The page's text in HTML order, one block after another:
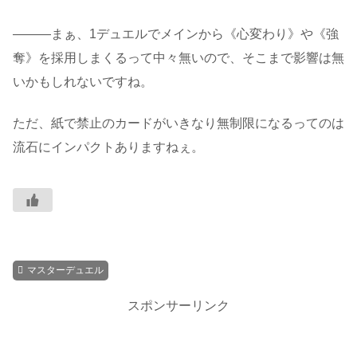
―――まぁ、1デュエルでメインから《心変わり》や《強
奪》を採用しまくるって中々無いので、そこまで影響は無
いかもしれないですね。
ただ、紙で禁止のカードがいきなり無制限になるってのは
流石にインパクトありますねぇ。
マスターデュエル
スポンサーリンク